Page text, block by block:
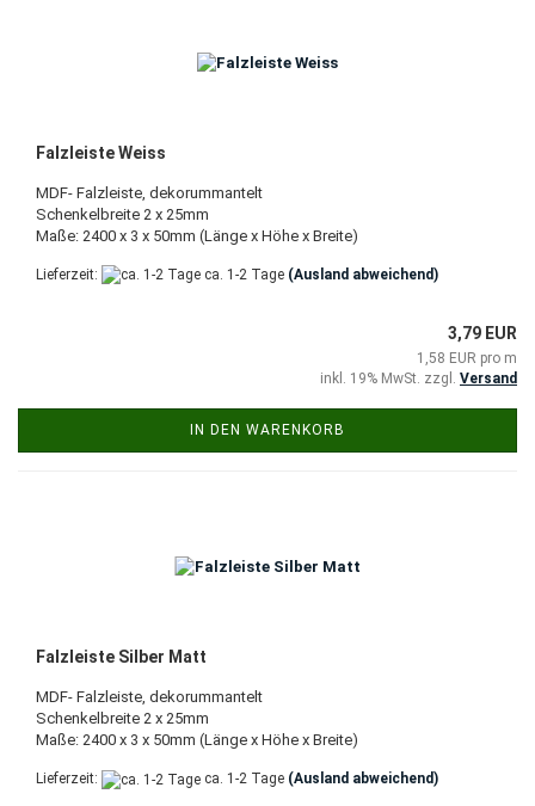
Falzleiste Weiss
MDF- Falzleiste, dekorummantelt
Schenkelbreite 2 x 25mm
Maße: 2400 x 3 x 50mm (Länge x Höhe x Breite)
Lieferzeit: ca. 1-2 Tage (Ausland abweichend)
3,79 EUR
1,58 EUR pro m
inkl. 19% MwSt. zzgl. Versand
IN DEN WARENKORB
Falzleiste Silber Matt
MDF- Falzleiste, dekorummantelt
Schenkelbreite 2 x 25mm
Maße: 2400 x 3 x 50mm (Länge x Höhe x Breite)
Lieferzeit: ca. 1-2 Tage (Ausland abweichend)